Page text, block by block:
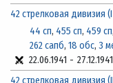
42 стрелковая дивизия
44 сп, 455 сп, 459 сп,
262 сапб, 18 обс, 3
22.06.1941 - 27.12.1941
42 стрелковая дивизия